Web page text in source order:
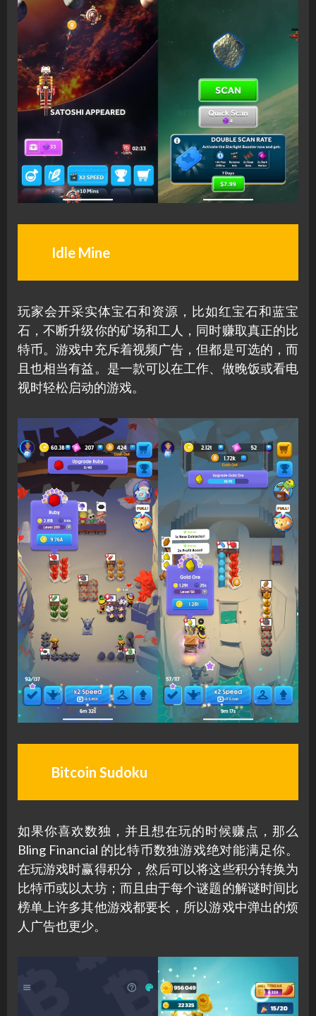
Idle Mine
玩家会开采实体宝石和资源，比如红宝石和蓝宝
石，不断升级你的矿场和工人，同时赚取真正的比
特币。游戏中充斥着视频广告，但都是可选的，而
且也相当有益。是一款可以在工作、做晚饭或看电
视时轻松启动的游戏。
Bitcoin Sudoku
如果你喜欢数独，并且想在玩的时候赚点，那么
Bling Financial 的比特币数独游戏绝对能满足你。
在玩游戏时赢得积分，然后可以将这些积分转换为
比特币或以太坊；而且由于每个谜题的解谜时间比
榜单上许多其他游戏都要长，所以游戏中弹出的烦
人广告也更少。